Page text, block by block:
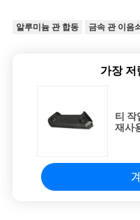
알루미늄 관 합동 금속 관 이음쇠
가장 저
티 작
재사